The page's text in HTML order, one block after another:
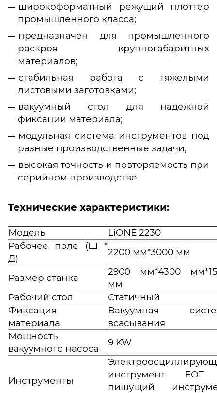
широкоформатный режущий плоттер
промышленного класса;
предназначен для промышленного
раскроя крупногабаритных
материалов;
стабильная работа с тяжелыми
листовыми заготовками;
вакуумный стол для надежной
фиксации материала;
модульная система инструментов под
разные производственные задачи;
высокая точность и повторяемость при
серийном производстве.
Технические характеристики:
Модель
LiONE 2230
Рабочее поле (Ш *
Д)
2200 мм*3000 мм
Размер станка
2900 мм*4300
мм
Рабочий стол
Статичный
Фиксация
материала
Вакуумная
всасывания
Мощность
вакуумного насоса
9 KW
Инструменты
инструмент
пишущий